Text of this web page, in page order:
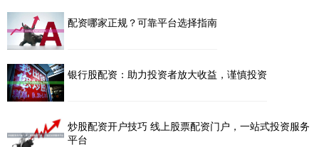
配资哪家正规？可靠平台选择指南
银行股配资：助力投资者放大收益，谨慎投资
炒股配资开户技巧 线上股票配资门户，一站式投资服务
平台